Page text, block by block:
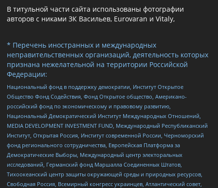
В титульной части сайта использованы фотографии
авторов с никами ЗК Васильев, Eurovaran и Vitaly,
* Перечень иностранных и международных
неправительственных организаций, деятельность которых
признана нежелательной на территории Российской
Федерации:
Национальный фонд в поддержку демократии, Институт Открытое
Общество Фонд Содействия, Фонд Открытое общество, Американо-
российский фонд по экономическому и правовому развитию,
Национальный Демократический Институт Международных Отношений,
MEDIA DEVELOPMENT INVESTMENT FUND, Международный Республиканский
Институт, Открытая Россия, Институт современной России, Черноморский
фонд регионального сотрудничества, Европейская Платформа за
Демократические Выборы, Международный центр электоральных
исследований, Германский фонд Маршалла Соединенных Штатов,
Тихоокеанский центр защиты окружающей среды и природных ресурсов,
Свободная Россия, Всемирный конгресс украинцев, Атлантический совет,